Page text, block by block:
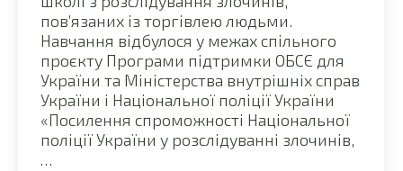
пов’язаних із торгівлею людьми.
Навчання відбулося у межах спільного
проєкту Програми підтримки ОБСЄ для
України та Міністерства внутрішніх справ
України і Національної поліції України
«Посилення спроможності Національної
поліції України у розслідуванні злочинів,
…